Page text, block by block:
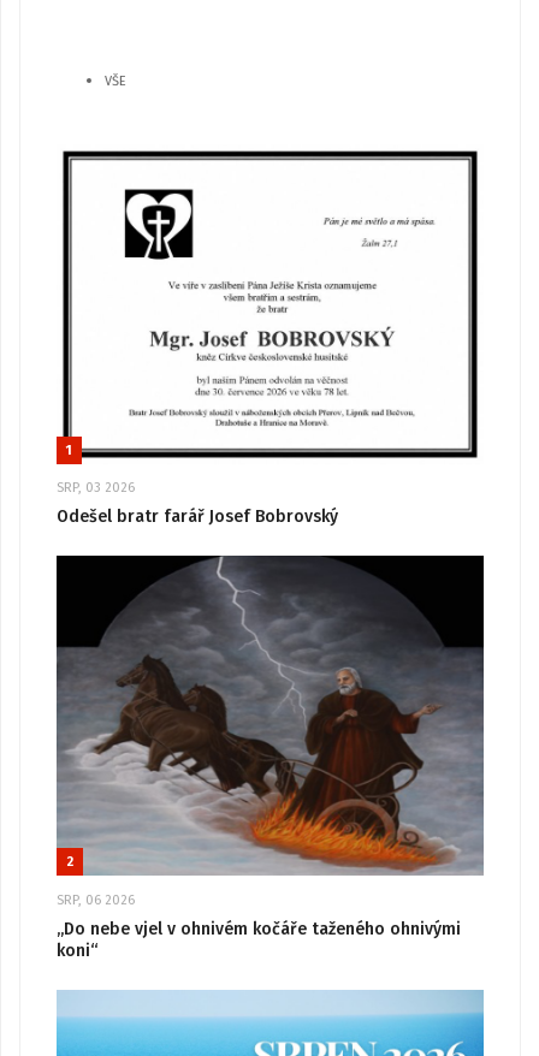
VŠE
1
SRP, 03 2026
Odešel bratr farář Josef Bobrovský
2
SRP, 06 2026
„Do nebe vjel v ohnivém kočáře taženého ohnivými
koni“